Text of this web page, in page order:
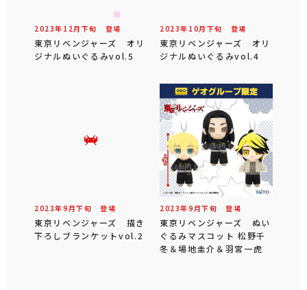
2023年 12 月 下旬 登場
東京リベンジャーズ オリ
ジナルぬいぐるみvol.5
2023年 10月 下旬 登場
東京リベンジャーズ オリ
ジナルぬいぐるみvol.4
2023年9 月下旬 登場
東京リベンジャーズ 描き
下ろしブランケットvol.2
2023年9 月下旬 登場
東京リベンジャーズ ぬい
ぐるみマスコット 松野千
冬＆場地圭介＆羽宮一虎